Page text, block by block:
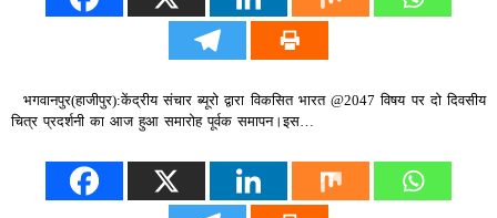
भगवानपुर(हाजीपुर):केंद्रीय संचार ब्यूरो द्वारा विकसित भारत @2047 विषय पर दो दिवसीय
चित्र प्रदर्शनी का आज हुआ समारोह पूर्वक समापन।इस…